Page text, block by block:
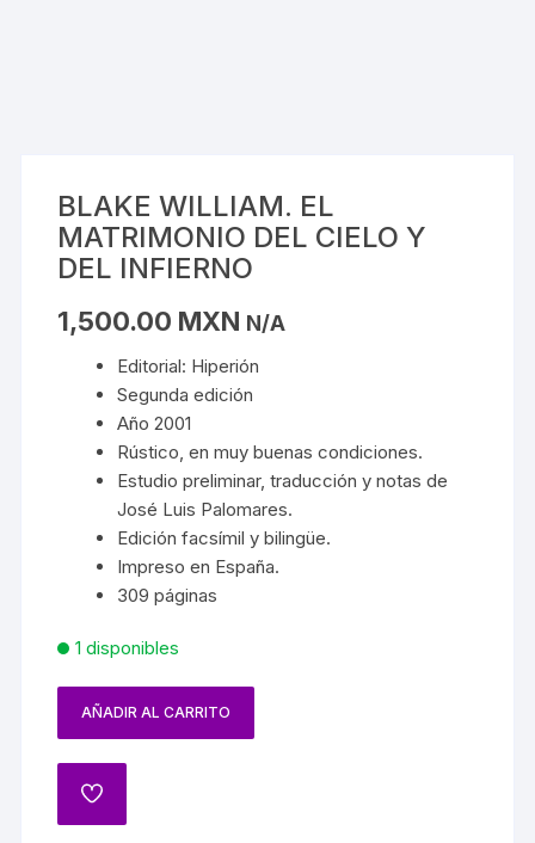
BLAKE WILLIAM. EL
MATRIMONIO DEL CIELO Y
DEL INFIERNO
1,500.00 MXN N/A
Editorial: Hiperión
Segunda edición
Año 2001
Rústico, en muy buenas condiciones.
Estudio preliminar, traducción y notas de
José Luis Palomares.
Edición facsímil y bilingüe.
Impreso en España.
309 páginas
1 disponibles
AÑADIR AL CARRITO